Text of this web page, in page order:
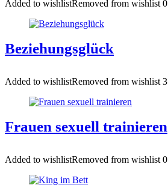
Added to wishlistRemoved from wishlist 0
Beziehungsglück
Added to wishlistRemoved from wishlist 3
Frauen sexuell trainieren
Added to wishlistRemoved from wishlist 0